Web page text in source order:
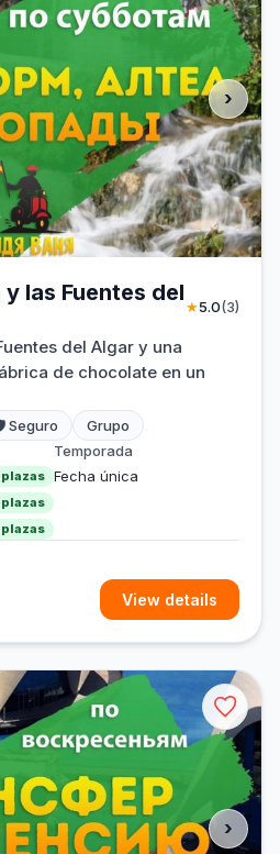
›
las Fuentes del
★5.0(3)
del Algar y una
de chocolate en un
Seguro
Grupo
plazas
plazas
plazas
Temporada
Fecha única
View details
›